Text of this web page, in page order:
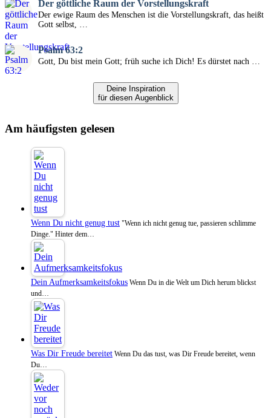
Der göttliche Raum der Vorstellungskraft
Der ewige Raum des Menschen ist die Vorstellungskraft, das heißt
Gott selbst, …
Psalm 63:2
Gott, Du bist mein Gott; früh suche ich Dich! Es dürstet nach …
Deine Inspiration
für diesen Augenblick
Am häufigsten gelesen
Wenn Du nicht genug tust "Wenn ich nicht genug tue, passieren schlimme
Dinge." Hinter dem…
Dein Aufmerksamkeitsfokus Wenn Du in die Welt um Dich herum blickst
und…
Was Dir Freude bereitet Wenn Du das tust, was Dir Freude bereitet, wenn
Du…